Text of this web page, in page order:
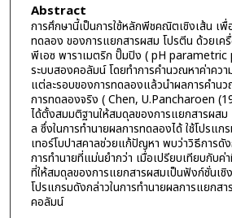
Abstract
การศึกษานี้เป็นการใช้หลักพีชคณิตเชิงเส้น เพื่
ทดลอง ของการแยกสารผสม โปรตีน ด้วยเค
พีเอซ พาราเมตริก ปั๊มปิง ( pH parametric
ระบบสองคอลัมน์ โดยทำการคำนวณหาค่าควา
แต่ละรอบของการทดลองแล้วนำผลการคำน
การทดลองจริง ( Chen, U.Pancharoen
ได้ตั้งสมมติฐานให้สมดุลของการแยกสารผสม
ล ซึ่งในการทำนายผลการทดลองได้ ใช้โปรแก
เทอร์โบปาสคาลช่วยแก้ปัญหา พบว่าวิธีการดัง
การทำนายที่แม่นยำกว่า เมื่อเปรียบเทียบกับค่
ที่ให้สมดุลของการแยกสารผสมเป็นฟังก์ชั่นเชิ
โปรแกรมดังกล่าวในการทำนายผลการแยกสา
คอลัมน์